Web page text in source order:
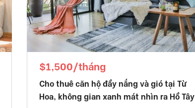
$1,500/tháng
Cho thuê căn hộ đầy nắng và gió tại Từ
Hoa, không gian xanh mát nhìn ra Hồ Tây